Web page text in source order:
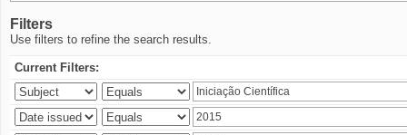
Filters
Use filters to refine the search results.
Current Filters: